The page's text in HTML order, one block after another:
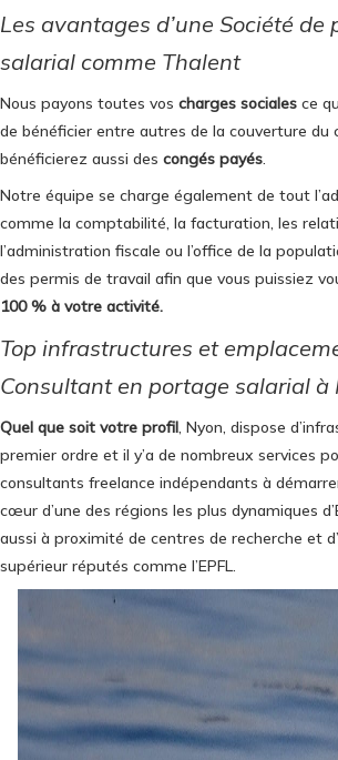
Les avantages d’une Société de
salarial comme Thalent
Nous payons toutes vos charges sociales ce
de bénéficier entre autres de la couverture du
bénéficierez aussi des congés payés.
Notre équipe se charge également de tout
comme la comptabilité, la facturation, les
l’administration fiscale ou l’office de la
des permis de travail afin que vous puissiez
100 % à votre activité.
Top infrastructures et
Consultant en portage salarial à
Quel que soit votre profil, Nyon, dispose
premier ordre et il y’a de nombreux services
consultants freelance indépendants à
cœur d’une des régions les plus dynamiques
aussi à proximité de centres de recherche et
supérieur réputés comme l’EPFL.